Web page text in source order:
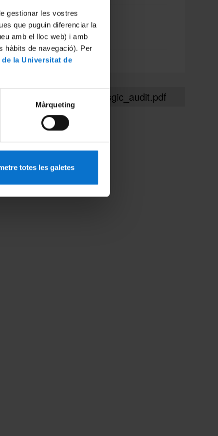
gestionar les vostres
que puguin diferenciar la
amb el lloc web) i amb
hàbits de navegació). Per
la Universitat de
Màrqueting
totes les galetes
Avaluació interna
Avaluacio externa
Comanda de treball
documentos/documento_sgic_audit.pdf